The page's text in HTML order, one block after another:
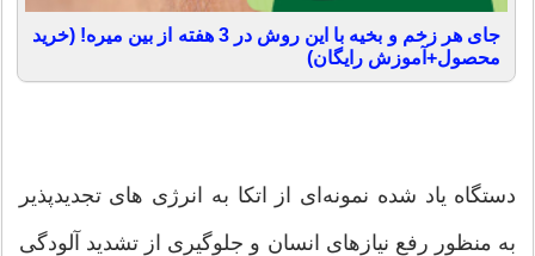
جای هر زخم و بخیه با این روش در 3 هفته از بین میره! (خرید
محصول+آموزش رایگان)
دستگاه یاد شده نمونه‌ای از اتکا به انرژی های تجدیدپذیر
به منظور رفع نیازهای انسان و جلوگیری از تشدید آلودگی